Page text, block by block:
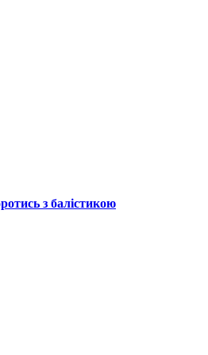
з балістикою